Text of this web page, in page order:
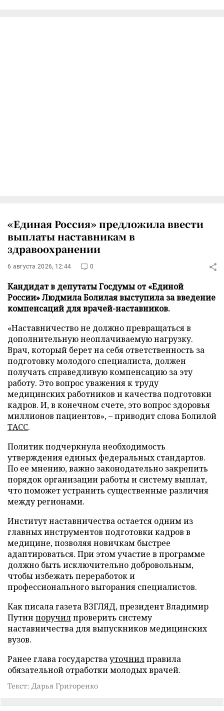
«Единая Россия» предложила ввести
выплаты наставникам в
здравоохранении
6 августа 2026, 12:44 0
Кандидат в депутаты Госдумы от «Единой
России» Людмила Болилая выступила за введение
компенсаций для врачей-наставников.
«Наставничество не должно превращаться в
дополнительную неоплачиваемую нагрузку.
Врач, который берет на себя ответственность за
подготовку молодого специалиста, должен
получать справедливую компенсацию за эту
работу. Это вопрос уважения к труду
медицинских работников и качества подготовки
кадров. И, в конечном счете, это вопрос здоровья
миллионов пациентов», – приводит слова Болилой
ТАСС.
Политик подчеркнула необходимость
утверждения единых федеральных стандартов.
По ее мнению, важно законодательно закрепить
порядок организации работы и систему выплат,
что поможет устранить существенные различия
между регионами.
Институт наставничества остается одним из
главных инструментов подготовки кадров в
медицине, позволяя новичкам быстрее
адаптироваться. При этом участие в программе
должно быть исключительно добровольным,
чтобы избежать переработок и
профессионального выгорания специалистов.
Как писала газета ВЗГЛЯД, президент Владимир
Путин поручилпроверить систему
наставничества для выпускников медицинских
вузов.
Ранее глава государствауточнилправила
обязательной отработки молодых врачей.
Текст: Дарья Григоренко